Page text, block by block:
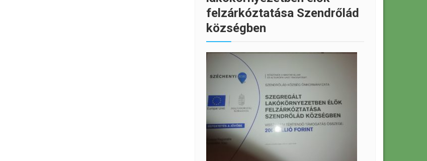
felzárkóztatása Szendrőlád
községben